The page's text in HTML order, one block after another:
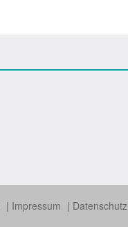
Impressum Datenschutz